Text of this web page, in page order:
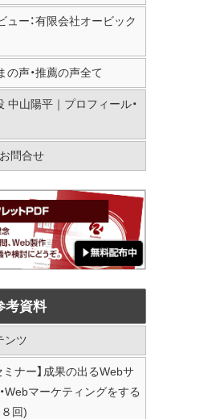
ュー：有限会社オービック
の声・推薦の声全て
中山陽平｜プロフィール・
問合せ
考資料
ンツ
ミナー】成果の出るWebサ
Webマーケティングをする
回)